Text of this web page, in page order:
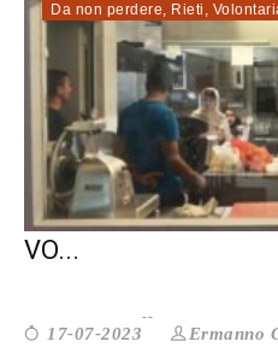
Da non perdere, Rieti ,
A RIETI UN ALBO DI
VO...
17-07-2023 Ermanno